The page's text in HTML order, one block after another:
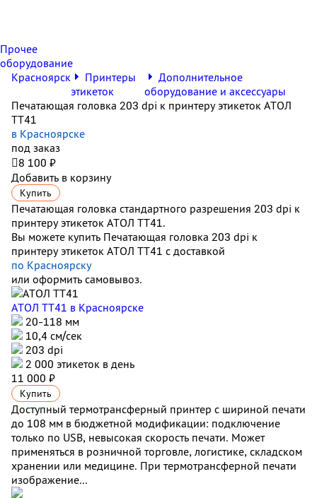
Прочее
оборудование
Красноярск
Принтеры
этикеток
Дополнительное
оборудование и аксессуары
Печатающая головка 203 dpi к принтеру этикеток АТОЛ
ТТ41
в Красноярске
под заказ
8 100 ₽
Добавить в корзину
Купить
Печатающая головка стандартного разрешения 203 dpi к
принтеру этикеток АТОЛ ТТ41.
Вы можете купить Печатающая головка 203 dpi к
принтеру этикеток АТОЛ ТТ41 с доставкой
по Красноярску
или оформить самовывоз.
АТОЛ ТТ41 в Красноярске
20-118 мм
10,4 см/сек
203 dpi
2 000 этикеток в день
11 000 ₽
Купить
Доступный термотрансферный принтер с шириной печати
до 108 мм в бюджетной модификации: подключение
только по USB, невысокая скорость печати. Может
применяться в розничной торговле, логистике, складском
хранении или медицине. При термотрансферной печати
изображение...